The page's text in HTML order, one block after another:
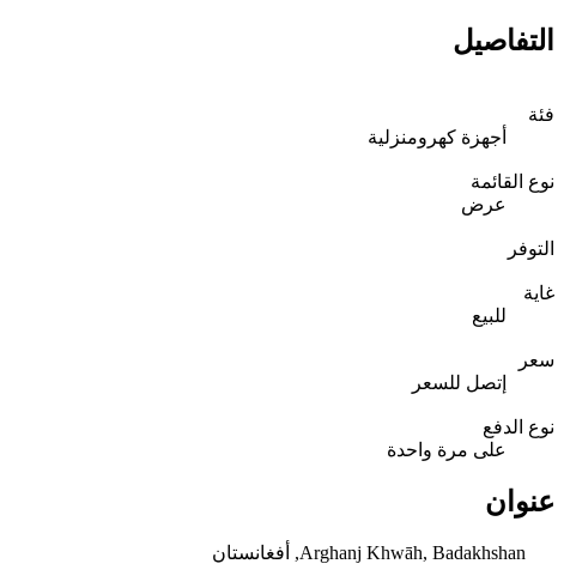
التفاصيل
فئة
أجهزة كهرومنزلية
نوع القائمة
عرض
التوفر
غاية
للبيع
سعر
إتصل للسعر
نوع الدفع
على مرة واحدة
عنوان